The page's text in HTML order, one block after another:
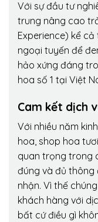
Với sự đầu tư
trung nâng cao
Experience) kể
ngoại tuyến để
hảo xứng đáng
hoa số 1 tại Việt
Cam kết dịch
Với nhiều năm
hoa, shop hoa
quan trọng trong
đúng và đủ thông
nhận. Vì thế
khách hàng với
bất cứ điều gì